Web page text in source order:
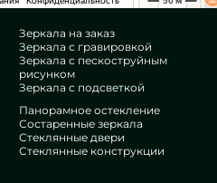
Зеркала на заказ
Зеркала с гравировкой
Зеркала с пескоструйным
рисунком
Зеркала с подсветкой
Панорамное остекление
Состаренные зеркала
Стеклянные двери
Стеклянные конструкции